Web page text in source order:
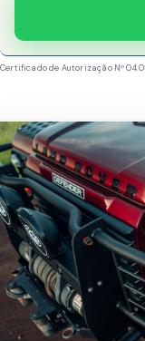
Certificado de Autorização Nº